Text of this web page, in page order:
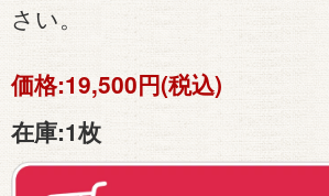
さい。
価格:19,500円(税込)
在庫:1枚